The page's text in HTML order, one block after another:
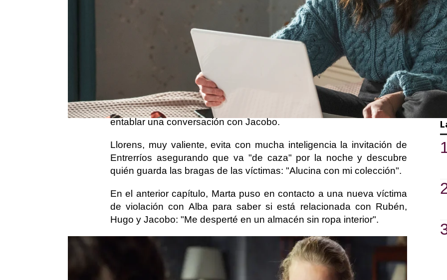
Bego ha conseguido entrar en un foro privado llamado 'Onlybros' al
que pertenecían Rubén y Jacobo. Aunque Rubén ha decidido
eliminar su cuenta, Jacobo sigue en él. Su usuario es Jeycob5, un
número que cambió la noche de la violación de Alba.
Las amigas se han creado un perfil falso para intentar obtener más
información y bajo el nombre de Javitojabato han conseguido
entablar una conversación con Jacobo.
Llorens, muy valiente, evita con mucha inteligencia la invitación de
Entrerríos asegurando que va "de caza" por la noche y descubre
quién guarda las bragas de las víctimas: "Alucina con mi colección".
En el anterior capítulo, Marta puso en contacto a una nueva víctima
de violación con Alba para saber si está relacionada con Rubén,
Hugo y Jacobo: "Me desperté en un almacén sin ropa interior".
¡No te pierdas 'Alba' en ATRESplayer PREMIUM!